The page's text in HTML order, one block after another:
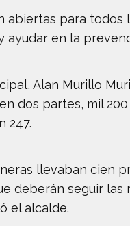
abiertas para
ayudar en la
Alan Murillo
dos partes, mil
247.
llevaban cien
deberán seguir
el alcalde.